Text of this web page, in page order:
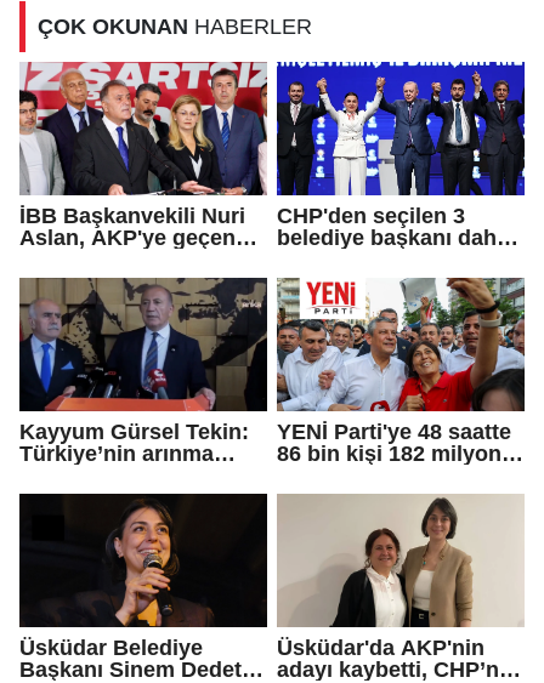
ÇOK OKUNAN HABERLER
İBB Başkanvekili Nuri
Aslan, AKP'ye geçen
iddialarına yanıt verdi
CHP'den seçilen 3
belediye başkanı daha
Kayyum Gürsel Tekin:
Türkiye’nin arınma
geldiniz...
YENİ Parti'ye 48 saatte
86 bin kişi 182 milyon
Üsküdar Belediye
Başkanı Sinem Dedetaş
Üsküdar'da AKP'nin
adayı kaybetti, CHP’nin